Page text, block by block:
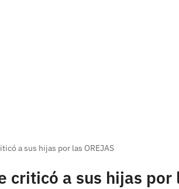
a sus hijas por las OREJAS
a sus hijas por